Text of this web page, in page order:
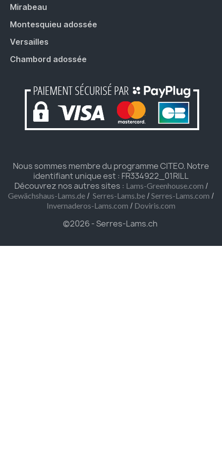
Mirabeau
Montesquieu adossée
Versailles
Chambord adossée
Nous sommes membre du programme CITEO. Notre
identifiant unique est : FR334922_01RILL
Découvrez nos autres sites : Lams-Greenhouse.com /
Gewächshaus-Lams.de / Serres-Lams.be / Serres-Lams.com /
Invernaderos-Lams.com / Doviris.com
©2026 - Serres-Lams.ch